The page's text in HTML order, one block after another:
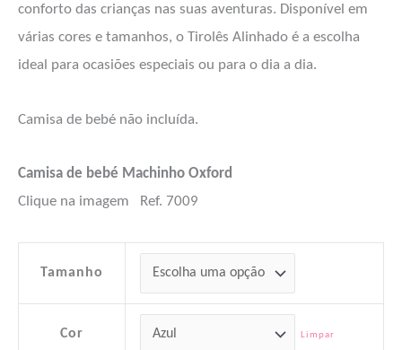
conforto das crianças nas suas aventuras. Disponível em
várias cores e tamanhos, o Tirolês Alinhado é a escolha
ideal para ocasiões especiais ou para o dia a dia.
Camisa de bebé não incluída.
Camisa de bebé Machinho Oxford
Clique na imagem
Ref. 7009
Tamanho
Cor Limpar